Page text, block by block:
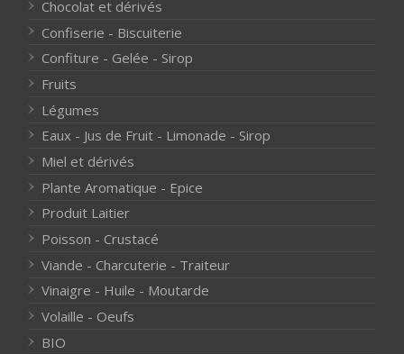
Chocolat et dérivés
Confiserie - Biscuiterie
Confiture - Gelée - Sirop
Fruits
Légumes
Eaux - Jus de Fruit - Limonade - Sirop
Miel et dérivés
Plante Aromatique - Epice
Produit Laitier
Poisson - Crustacé
Viande - Charcuterie - Traiteur
Vinaigre - Huile - Moutarde
Volaille - Oeufs
BIO